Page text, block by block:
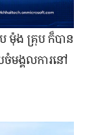
ង គ្រុប ក៏​បាន​
មង្គលការ​នៅ​